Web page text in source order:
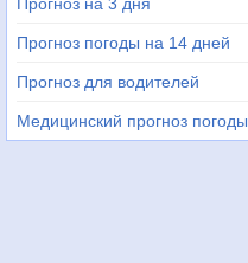
Прогноз погоды на 14 дней
Прогноз для водителей
Медицинский прогноз погоды